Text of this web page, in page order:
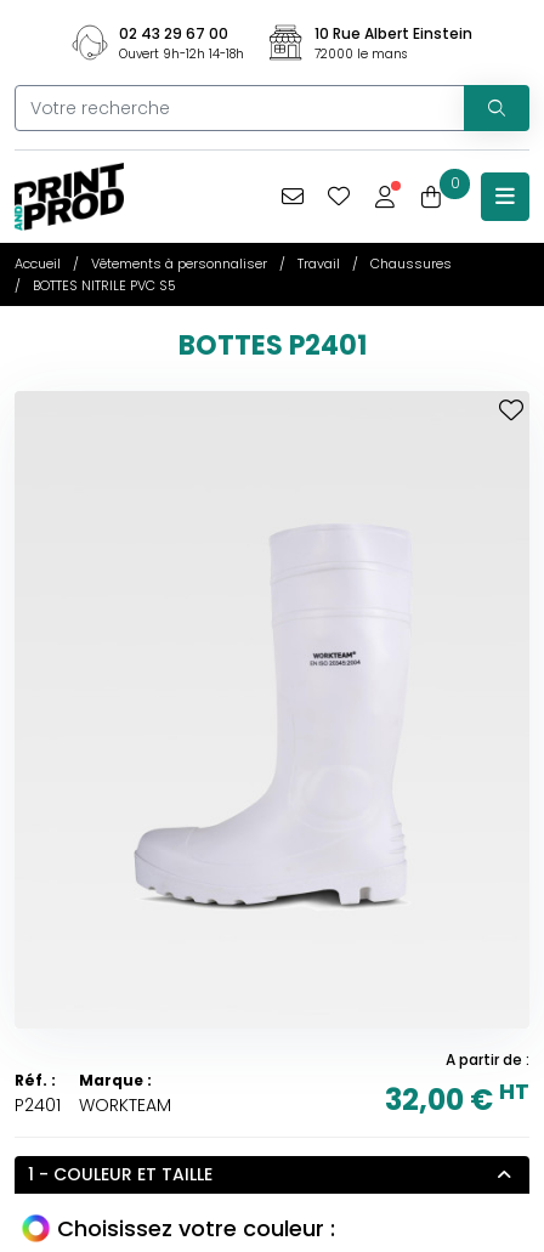
02 43 29 67 00
Ouvert 9h-12h 14-18h
10 Rue Albert Einstein
72000 le mans
0
Accueil Vêtements à personnaliser Travail
Chaussures
BOTTES NITRILE PVC S5
BOTTES P2401
Réf. :
P2401
Marque :
WORKTEAM
A partir de :
32,00 € HT
1 - COULEUR ET TAILLE
Choisissez votre couleur :